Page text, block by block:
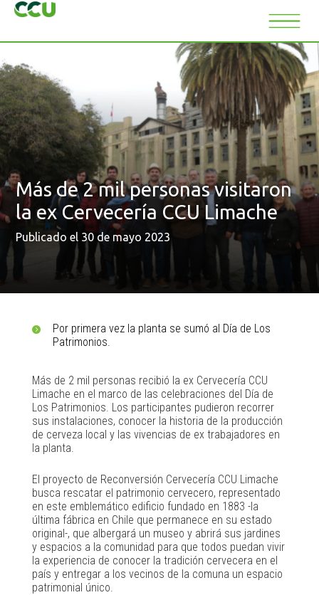
Más de 2 mil personas visitaron
la ex Cervecería CCU Limache
Publicado el 30 de mayo 2023
Por primera vez la planta se sumó al Día de Los
Patrimonios.
Más de 2 mil personas recibió la ex Cervecería CCU
Limache en el marco de las celebraciones del Día de
Los Patrimonios. Los participantes pudieron recorrer
sus instalaciones, conocer la historia de la producción
de cerveza local y las vivencias de ex trabajadores en
la planta.
El proyecto de Reconversión Cervecería CCU Limache
busca rescatar el patrimonio cervecero, representado
en este emblemático edificio fundado en 1883 -la
última fábrica en Chile que permanece en su estado
original-, que albergará un museo y abrirá sus jardines
y espacios a la comunidad para que todos puedan vivir
la experiencia de conocer la tradición cervecera en el
país y entregar a los vecinos de la comuna un espacio
patrimonial único.